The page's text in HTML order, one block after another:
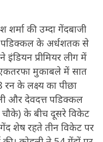
की उम्दा गेंदबाजी
पडिक्कल के अर्धशतक से
प्रीमियर लीग में
एकतरफा मुकाबले में सात
के लक्ष्य का पीछा
और देवदत्त पडिक्कल
के बीच दूसरे विकेट
शेष रहते तीन विकेट पर